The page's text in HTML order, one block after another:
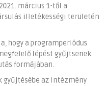
március 1-től a
illetékességi területén
hogy a programperiódus
lépést gyűjtsenek
formájában.
gyűjtésébe az intézmény